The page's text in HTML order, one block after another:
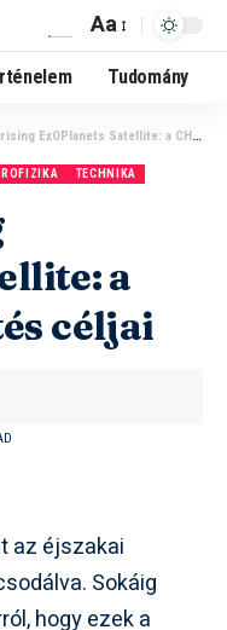
Aa
Tudomány
ExOPlanets Satellite: a CHEOPS küldetés céljai
TECHNIKA
a
céljai
az éjszakai
Sokáig
hogy ezek a